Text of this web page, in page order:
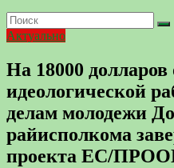
Актуально
На 18000 долларов
идеологической
делам молодежи
райисполкома
проекта ЕС/